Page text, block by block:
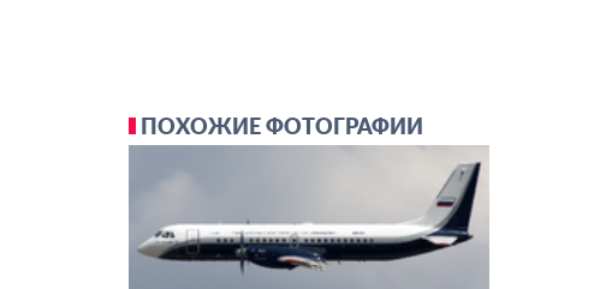
ПОХОЖИЕ ФОТОГРАФИИ